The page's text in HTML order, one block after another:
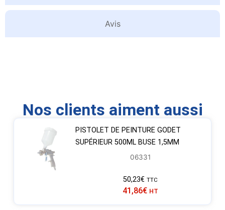
Avis
Nos clients aiment aussi
PISTOLET DE PEINTURE GODET
SUPÉRIEUR 500ML BUSE 1,5MM
06331
50,23€ TTC
41,86€ HT